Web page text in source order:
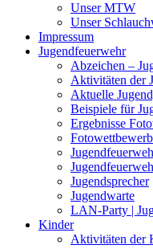
Unser MTW
Unser
Impressum
Jugendfeuerwehr
Abzeichen –
Aktivitäten der
Aktuelle
Beispiele für
Ergebnisse
Jugendsprecher
Jugendwarte
LAN-Party |
Kinder
Aktivitäten der